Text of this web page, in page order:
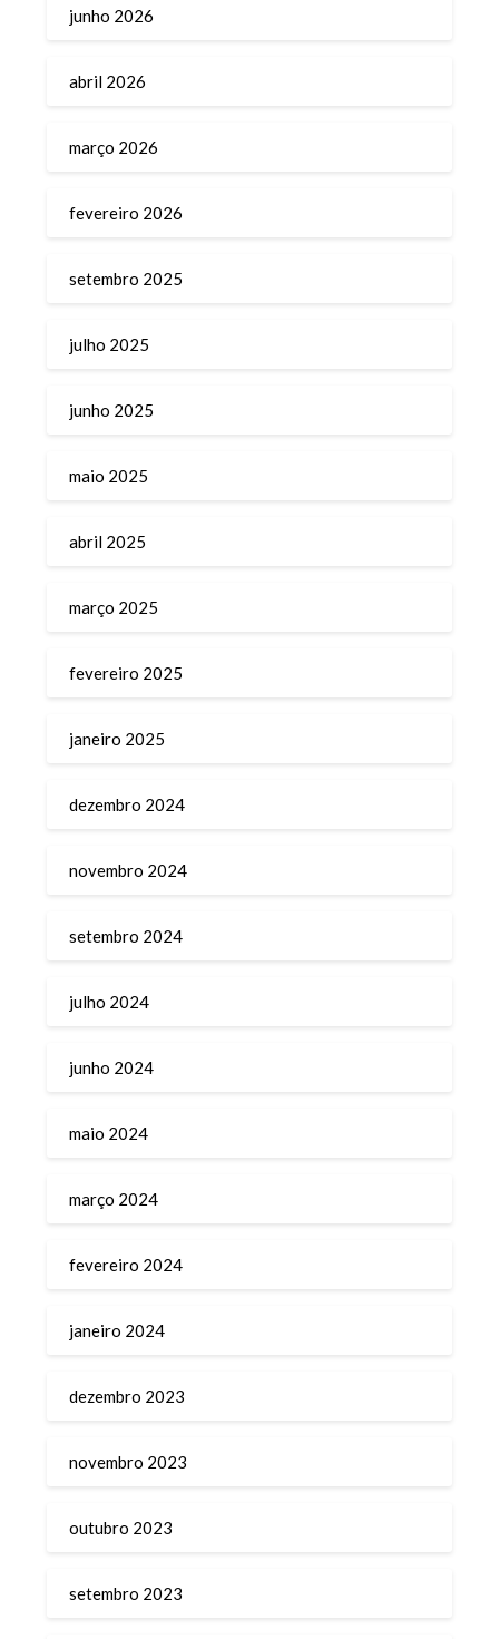
junho 2026
abril 2026
março 2026
fevereiro 2026
setembro 2025
julho 2025
junho 2025
maio 2025
abril 2025
março 2025
fevereiro 2025
janeiro 2025
dezembro 2024
novembro 2024
setembro 2024
julho 2024
junho 2024
maio 2024
março 2024
fevereiro 2024
janeiro 2024
dezembro 2023
novembro 2023
outubro 2023
setembro 2023